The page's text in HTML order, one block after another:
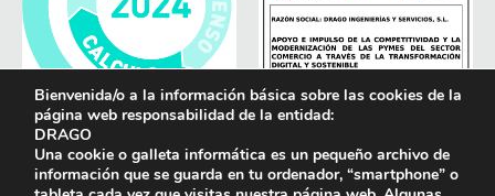
Bienvenida/o a la información básica sobre las cookies de la
página web responsabilidad de la entidad:
DRAGO
Una cookie o galleta informática es un pequeño archivo de
información que se guarda en tu ordenador, “smartphone” o